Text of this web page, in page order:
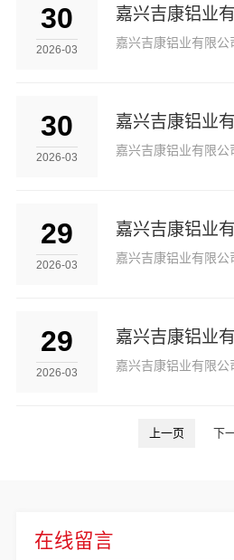
30
2026-03 嘉兴吉康铝业有限公
30
2026-03 嘉兴吉康铝业有限
29
2026-03 嘉兴吉康铝业有限
29
2026-03 嘉兴吉康铝业有限
上一页 下
在线留言